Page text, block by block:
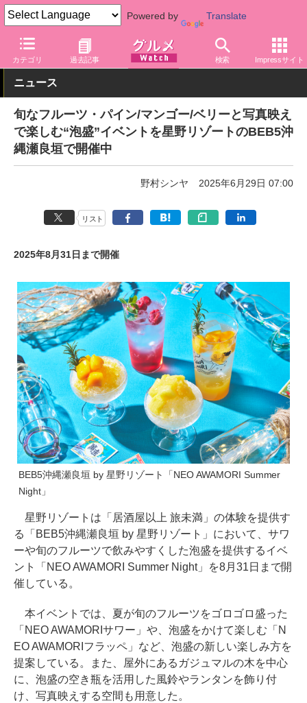
Powered by Translate
カテゴリ 過去記事 検索 Impressサイト
グルメ Watch 地域
ニュース
旬なフルーツ・パイン/マンゴー/ベリーと写真映え
で楽しむ“泡盛”イベントを星野リゾートのBEB5沖
縄瀬良垣で開催中
野村シンヤ 2025年6月29日 07:00
リスト
2025年8月31日まで開催
BEB5沖縄瀬良垣 by 星野リゾート「NEO AWAMORI Summer
Night」
星野リゾートは「居酒屋以上 旅未満」の体験を提供す
る「BEB5沖縄瀬良垣 by 星野リゾート」において、サワ
ーや旬のフルーツで飲みやすくした泡盛を提供するイベ
ント「NEO AWAMORI Summer Night」を8月31日まで開
催している。
本イベントでは、夏が旬のフルーツをゴロゴロ盛った
「NEO AWAMORIサワー」や、泡盛をかけて楽しむ「N
EO AWAMORIフラッペ」など、泡盛の新しい楽しみ方を
提案している。また、屋外にあるガジュマルの木を中心
に、泡盛の空き瓶を活用した風鈴やランタンを飾り付
け、写真映えする空間も用意した。